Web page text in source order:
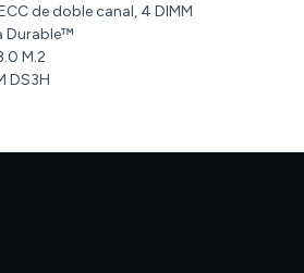
de doble canal, 4 DIMM
Durable™
M.2
DS3H